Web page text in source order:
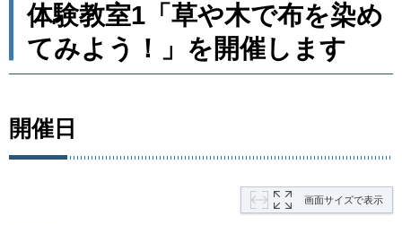
体験教室1「草や木で布を染め
てみよう！」を開催します
開催日
画面サイズで表示